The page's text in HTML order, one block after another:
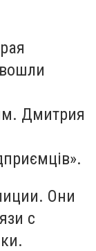
Дмитрия
Они
с